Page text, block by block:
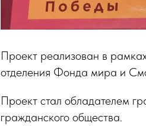
Проект реализован в
отделения Фонда мира и
Проект стал обладателем
гражданского общества.